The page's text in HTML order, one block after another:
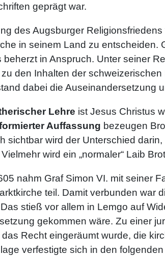
geprägt war.
des Augsburger
in seinem Land zu entscheiden.
beherzt in Anspruch. Unter seiner
den Inhalten der
dabei die Auseinandersetzung
Lehre ist Jesus Christus
Auffassung bezeugen
sichtbar wird der Unterschied
wird ein „normaler“ Laib
nahm Graf Simon VI. mit seiner
teil. Damit verbunden war
stieß vor allem in Lemgo auf
gekommen wäre. Zu einer
Recht eingeräumt wurde, die
verfestigte sich in den